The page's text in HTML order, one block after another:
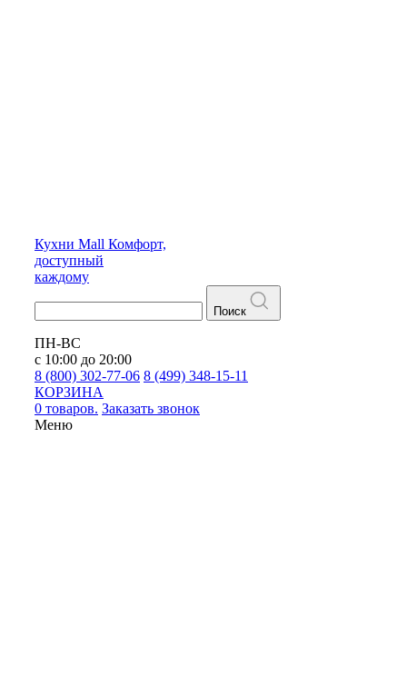
Кухни Mall Комфорт,
доступный
каждому
Поиск
ПН-ВС
с 10:00 до 20:00
8 (800) 302-77-06 8 (499) 348-15-11
КОРЗИНА
0 товаров. Заказать звонок
Меню